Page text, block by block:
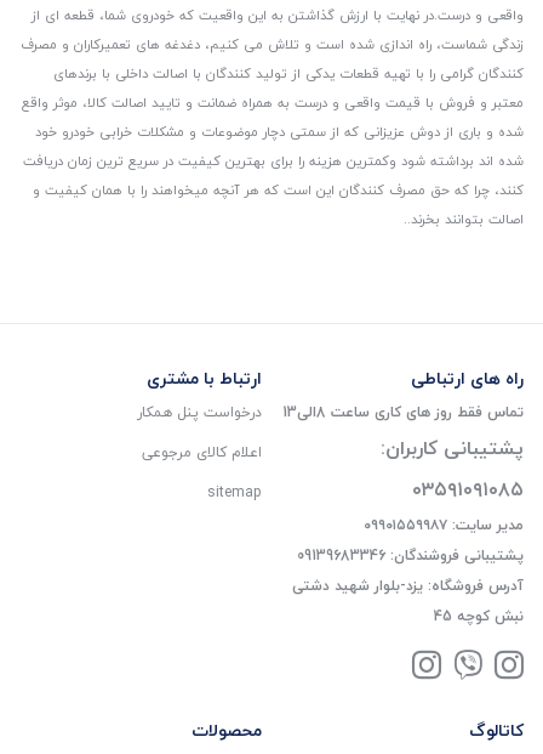
واقعی و درست.در نهایت با ارزش گذاشتن به این واقعیت که خودروی شما، قطعه ای از
زندگی شماست، راه اندازی شده است و تلاش می کنیم، دغدغه های تعمیرکاران و مصرف
کنندگان گرامی را با تهیه قطعات یدکی از تولید کنندگان با اصالت داخلی با برندهای
معتبر و فروش با قیمت واقعی و درست به همراه ضمانت و تایید اصالت کالا، موثر واقع
شده و باری از دوش عزیزانی که از سمتی دچار موضوعات و مشکلات خرابی خودرو خود
شده اند برداشته شود و‌کمترین هزینه را برای بهترین کیفیت در سریع ترین زمان دریافت
کنند، چرا که حق مصرف کنندگان این است که هر آنچه میخواهند را با همان کیفیت و
اصالت بتوانند بخرند..
راه های ارتباطی
تماس فقط روز های کاری ساعت 8الی13
پشتیبانی کاربران:
۰۳۵۹۱۰۹۱۰۸۵
مدیر سایت: ۰۹۹۰۱۵۵۹۹۸۷
پشتیبانی فروشندگان: 09139683346
آدرس فروشگاه: یزد-بلوار شهید دشتی
نبش کوچه 45
ارتباط با مشتری
درخواست پنل همکار
اعلام کالای مرجوعی
sitemap
کاتالوگ محصولات